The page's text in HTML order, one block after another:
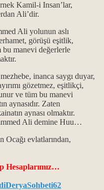
Kamil-i Insan’lar,
Ali’dir.
Ali yolunun aslı
görüşü eşitlik,
manevi değerlerle
inanca saygı duyar,
gözetmez, eşitlikçi,
ve tüm bu manevi
aynasıdır. Zaten
aynası olmaktır.
Ali demine Huu…
evlatlarından,
Hesaplarımız…